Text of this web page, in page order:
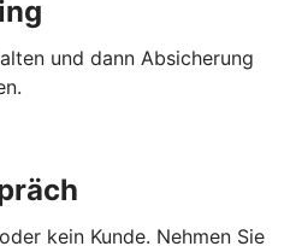
und dann Absicherung
kein Kunde. Nehmen Sie